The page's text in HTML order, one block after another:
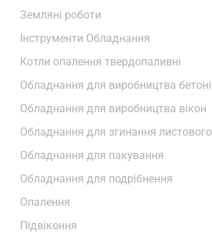
Земляні роботи
Інструменти Обладнання
Котли опалення твердопаливні
Обладнання для виробництва
Обладнання для виробництва вікон
Обладнання для згинання
Обладнання для пакування
Обладнання для подрібнення
Опалення
Підвіконня